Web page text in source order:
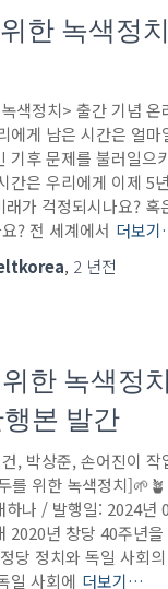
한 녹색정
색정치> 출간 기념
에게 남은 시간은 얼
기후 문제를 불러일으
간은 우리에게 이제 5
래가 걱정되시나요?
? 전 세계에서 더보
, 2 년전
위한 녹색정
본 발간
, 박상준, 손어진이
를 위한 녹색정치
하나 / 발행일: 2024년
2020년 창당 40주년
당 정치와 독일 사회
일 사회에 더보기…